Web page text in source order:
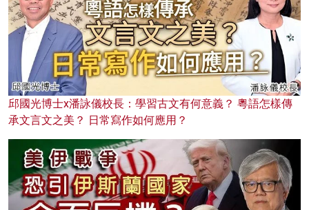
邱國光博士x潘詠儀校長：學習古文有何意義？ 粵語怎樣傳
承文言文之美？ 日常寫作如何應用？